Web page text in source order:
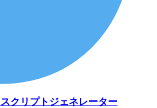
クリプトジェネレーター